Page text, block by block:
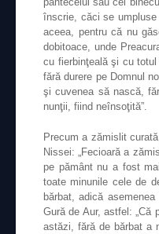
înscrie, căci se
aceea, pentru că nu
dobitoace, unde
cu fierbinţeală şi cu
fără durere pe Domnul
şi cuvenea să nască,
nunţii, fiind neînsoţită”.
Precum a zămislit
Nissei: „Fecioară a
pe pământ nu a fost
toate minunile cele de
bărbat, adică
Gură de Aur, astfel:
astăzi, fără de bărbat a